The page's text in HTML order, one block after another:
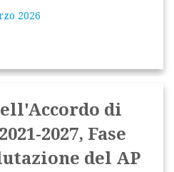
2026
di
2027, Fase
del AP